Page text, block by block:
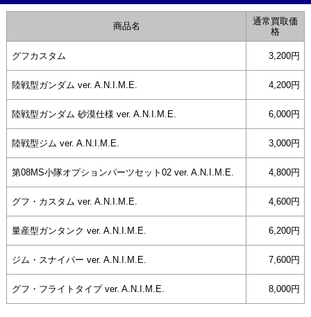
商品名
通常買取価
格
グフカスタム 3,200円
陸戦型ガンダム ver. A.N.I.M.E. 4,200円
陸戦型ガンダム 砂漠仕様 ver. A.N.I.M.E. 6,000円
陸戦型ジム ver. A.N.I.M.E. 3,000円
第08MS小隊オプションパーツセット02 ver. A.N.I.M.E. 4,800円
グフ・カスタム ver. A.N.I.M.E. 4,600円
量産型ガンタンク ver. A.N.I.M.E. 6,200円
ジム・スナイパー ver. A.N.I.M.E. 7,600円
グフ・フライトタイプ ver. A.N.I.M.E. 8,000円